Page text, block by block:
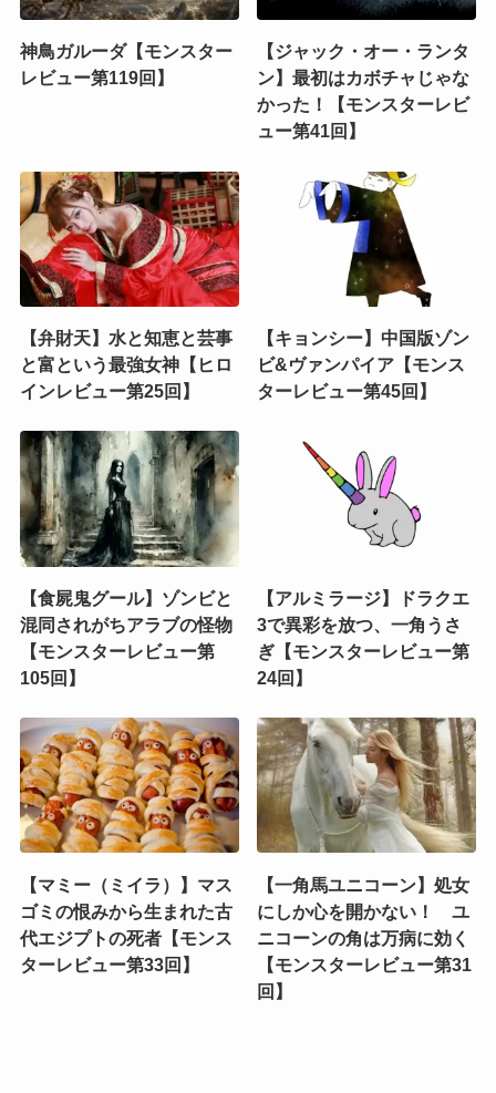
神鳥ガルーダ【モンスター
レビュー第119回】
【ジャック・オー・ランタ
ン】最初はカボチャじゃな
かった！【モンスターレビ
ュー第41回】
【弁財天】水と知恵と芸事
と富という最強女神【ヒロ
インレビュー第25回】
【キョンシー】中国版ゾン
ビ&ヴァンパイア【モンス
ターレビュー第45回】
【食屍鬼グール】ゾンビと
混同されがちアラブの怪物
【モンスターレビュー第
105回】
【アルミラージ】ドラクエ
3で異彩を放つ、一角うさ
ぎ【モンスターレビュー第
24回】
【マミー（ミイラ）】マス
ゴミの恨みから生まれた古
代エジプトの死者【モンス
ターレビュー第33回】
【一角馬ユニコーン】処女
にしか心を開かない！ ユ
ニコーンの角は万病に効く
【モンスターレビュー第31
回】